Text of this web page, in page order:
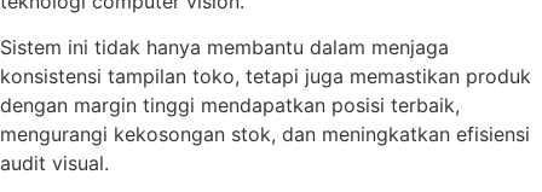
Sistem ini tidak hanya membantu dalam menjaga
konsistensi tampilan toko, tetapi juga memastikan produk
dengan margin tinggi mendapatkan posisi terbaik,
mengurangi kekosongan stok, dan meningkatkan efisiensi
audit visual.